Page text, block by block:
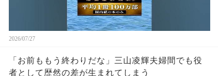
2026/07/27
「お前ももう終わりだな」三山凌輝夫婦間でも役
者として歴然の差が生まれてしまう